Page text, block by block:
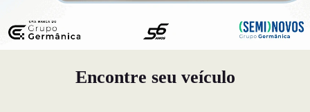
Encontre seu veículo